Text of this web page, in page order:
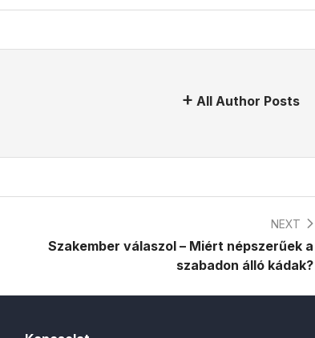
All Author Posts
NEXT
Szakember válaszol – Miért népszerűek a
szabadon álló kádak?